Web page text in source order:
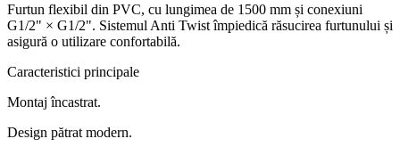
Furtun flexibil din PVC, cu lungimea de 1500 mm și conexiuni
G1/2" × G1/2". Sistemul Anti Twist împiedică răsucirea furtunului și
asigură o utilizare confortabilă.
Caracteristici principale
Montaj încastrat.
Design pătrat modern.